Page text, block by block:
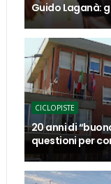
Guido Laganà:
CICLOPISTE
20 anni di
questioni per